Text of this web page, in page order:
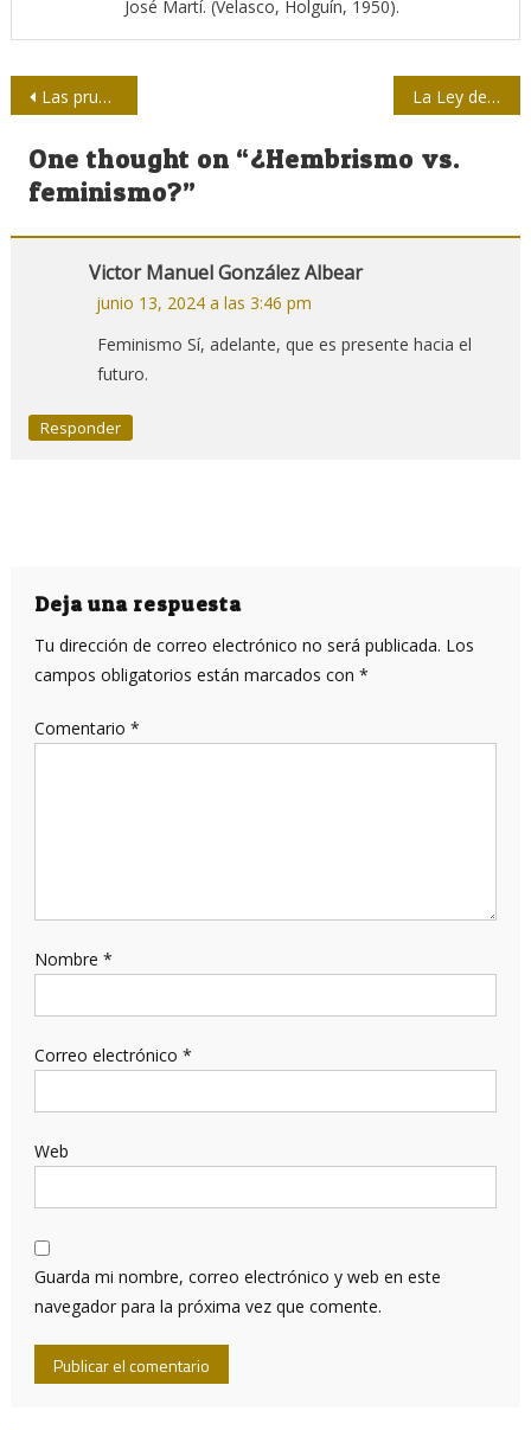
José Martí. (Velasco, Holguín, 1950).
Navegación
de
entradas
Las pruebas y los futuros periodistas: un viaje a la raíz La Ley de Comunicación Social y sus reglamentos
One thought on “¿Hembrismo vs.
feminismo?”
Victor Manuel González Albear
junio 13, 2024 a las 3:46 pm
Feminismo Sí, adelante, que es presente hacia el
futuro.
Responder
Deja una respuesta
Tu dirección de correo electrónico no será publicada. Los
campos obligatorios están marcados con *
Comentario *
Nombre *
Correo electrónico *
Web
Guarda mi nombre, correo electrónico y web en este
navegador para la próxima vez que comente.